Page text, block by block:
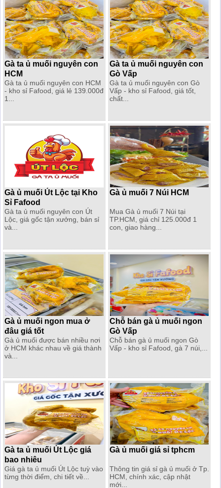
Gà ta ủ muối nguyên con
HCM
Gà ta ủ muối nguyên con HCM
- kho sỉ Fafood, giá lẻ 139.000đ
1...
Gà ta ủ muối nguyên con
Gò Vấp
Gà ta ủ muối nguyên con Gò
Vấp - kho sỉ Fafood, giá tốt,
chất...
Gà ủ muối Út Lộc tại Kho
Sỉ Fafood
Gà ta ủ muối nguyên con Út
Lộc, giá gốc tận xưởng, bán sỉ
và...
Gà ủ muối 7 Núi HCM
Mua Gà ủ muối 7 Núi tại
TP.HCM, giá chỉ 125.000đ 1
con, giao hàng...
Gà ủ muối ngon mua ở
đâu giá tốt
Gà ủ muối được bán nhiều nơi
ở HCM khác nhau về giá thành
và...
Chỗ bán gà ủ muối ngon
Gò Vấp
Chỗ bán gà ủ muối ngon Gò
Vấp - kho sỉ Fafood, gà 7 núi,...
Gà ta ủ muối Út Lộc giá
bao nhiêu
Giá gà ta ủ muối Út Lộc tuỳ vào
từng thời điểm, chi tiết về...
Gà ủ muối giá sỉ tphcm
Thông tin giá sỉ gà ủ muối ở Tp.
HCM, chính xác, cập nhật
mới...